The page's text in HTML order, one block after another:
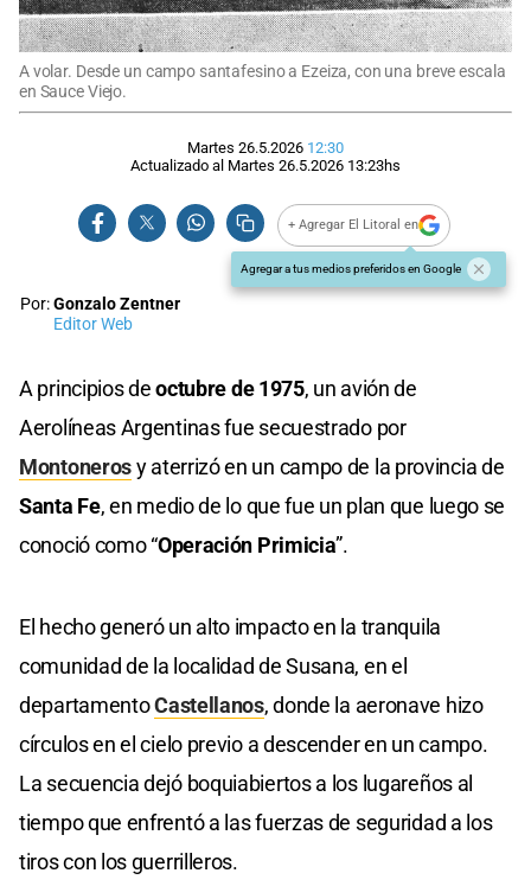
A volar. Desde un campo santafesino a Ezeiza, con una breve escala
en Sauce Viejo.
Martes 26.5.2026 12:30
Actualizado al Martes 26.5.2026 13:23hs
+ Agregar El Litoral en
Agregar a tus medios preferidos en Google
Por:Gonzalo Zentner
Editor Web
A principios deoctubre de 1975, un avión de
Aerolíneas Argentinas fue secuestrado por
Montonerosy aterrizó en un campo de la provincia de
Santa Fe, en medio de lo que fue un plan que luego se
conoció como “Operación Primicia”.
El hecho generó un alto impacto en la tranquila
comunidad de la localidad de Susana, en el
departamentoCastellanos, donde la aeronave hizo
círculos en el cielo previo a descender en un campo.
La secuencia dejó boquiabiertos a los lugareños al
tiempo que enfrentó a las fuerzas de seguridad a los
tiros con los guerrilleros.